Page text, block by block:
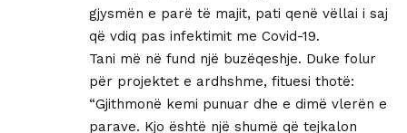
gjysmën e parë të majit, pati qenë vëllai i saj
që vdiq pas infektimit me Covid-19.
Tani më në fund një buzëqeshje. Duke folur
për projektet e ardhshme, fituesi thotë:
“Gjithmonë kemi punuar dhe e dimë vlerën e
parave. Kjo është një shumë që tejkalon